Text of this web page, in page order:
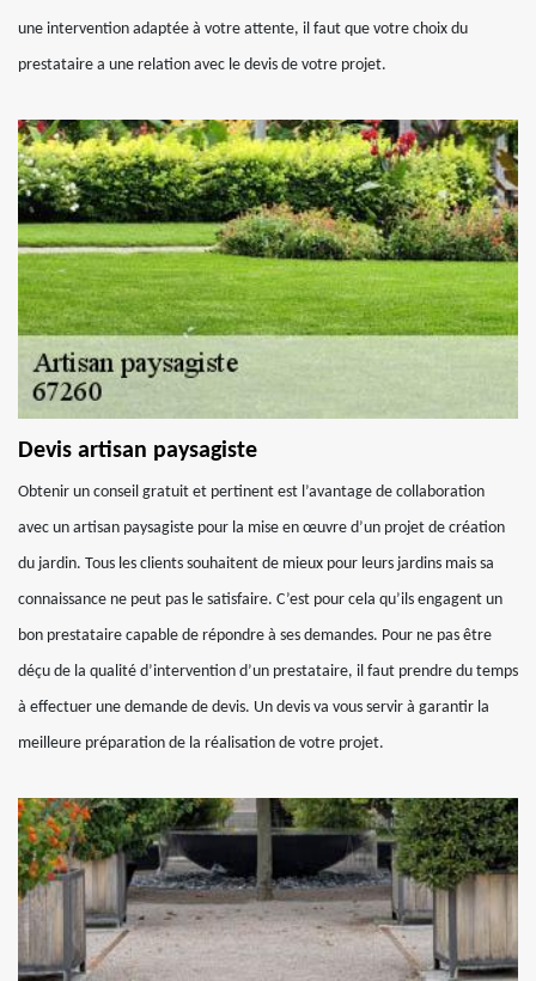
une intervention adaptée à votre attente, il faut que votre choix du
prestataire a une relation avec le devis de votre projet.
Devis artisan paysagiste
Obtenir un conseil gratuit et pertinent est l’avantage de collaboration
avec un artisan paysagiste pour la mise en œuvre d’un projet de création
du jardin. Tous les clients souhaitent de mieux pour leurs jardins mais sa
connaissance ne peut pas le satisfaire. C’est pour cela qu’ils engagent un
bon prestataire capable de répondre à ses demandes. Pour ne pas être
déçu de la qualité d’intervention d’un prestataire, il faut prendre du temps
à effectuer une demande de devis. Un devis va vous servir à garantir la
meilleure préparation de la réalisation de votre projet.